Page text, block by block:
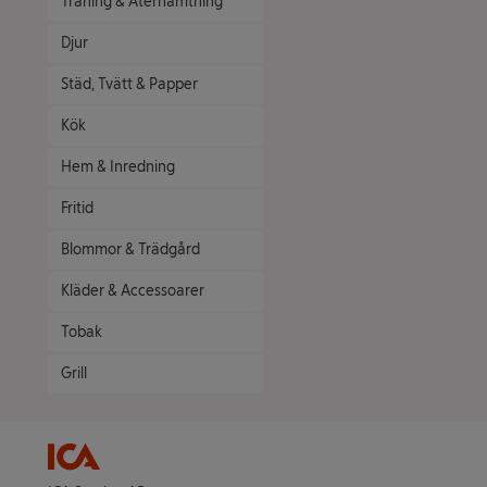
Djur
Städ, Tvätt & Papper
Kök
Hem & Inredning
Fritid
Blommor & Trädgård
Kläder & Accessoarer
Tobak
Grill